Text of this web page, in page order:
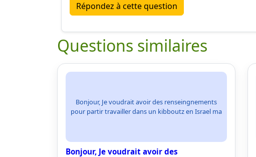
Répondez à cette question
Questions similaires
Bonjour, Je voudrait avoir des renseingnements
pour partir travailler dans un kibboutz en Israel ma
Bonjour, Je voudrait avoir des